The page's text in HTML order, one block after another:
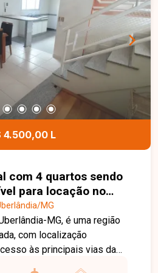
uma visita para conhecer
4.500,00 L
com 4 quartos sendo
para locação no
em Uberlândia-
MG
MG, é uma região
com localização
às principais vias da